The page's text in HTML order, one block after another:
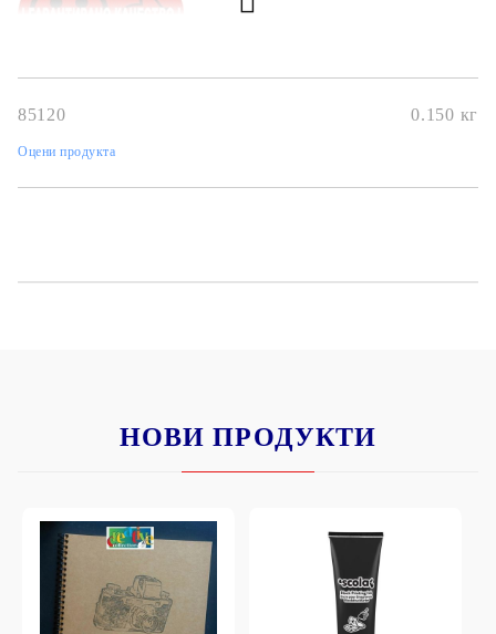
85120 0.150 кг
Оцени продукта
НОВИ ПРОДУКТИ